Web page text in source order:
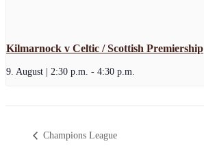
Kilmarnock v Celtic / Scottish Premiership
9. August | 2:30 p.m. - 4:30 p.m.
Champions League